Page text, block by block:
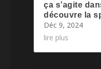
ça s’agite
découvre la
Déc 9, 2024
lire plus